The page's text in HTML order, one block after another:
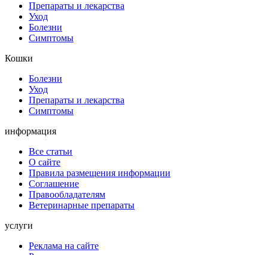
Препараты и лекарства
Уход
Болезни
Симптомы
Кошки
Болезни
Уход
Препараты и лекарства
Симптомы
информация
Все статьи
О сайте
Правила размещения информации
Соглашение
Правообладателям
Ветеринарные препараты
услуги
Реклама на сайте